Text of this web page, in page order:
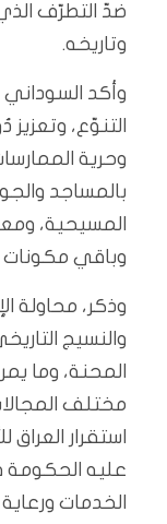
ضدّ التطرّف
وتاريخه.
وأكد
التنوّع، وتعزيز
وحرية
بالمساجد
المسيحية،
وباقي مكونات
وذكر، محاولة
والنسيج
المحنة، وما
مختلف
استقرار
عليه الحكومة
الخدمات